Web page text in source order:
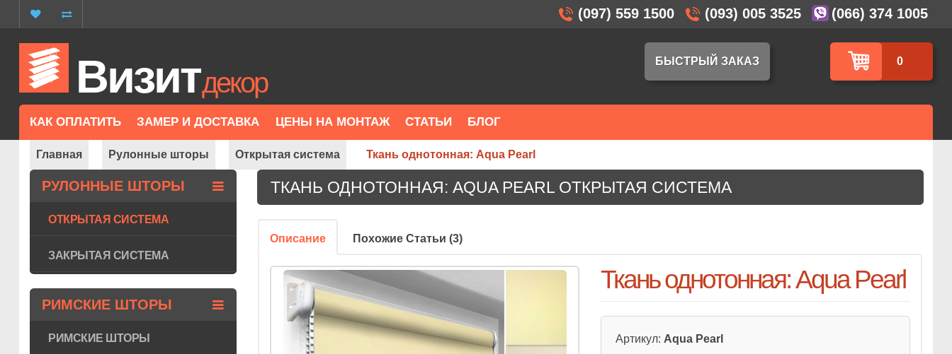
ТКАНЬ ОДНОТОННАЯ: AQUA PEARL ОТКРЫТАЯ СИСТЕМА
Описание Похожие Статьи (3)
Ткань однотонная: Aqua Pearl
Артикул: Aqua Pearl
РУЛОННЫЕ ШТОРЫ
ОТКРЫТАЯ СИСТЕМА
ЗАКРЫТАЯ СИСТЕМА
РИМСКИЕ ШТОРЫ
РИМСКИЕ ШТОРЫ
Главная Рулонные шторы Открытая система Ткань однотонная: Aqua Pearl
(097) 559 1500 (093) 005 3525 (066) 374 1005
Визитдекор
БЫСТРЫЙ ЗАКАЗ 0
КАК ОПЛАТИТЬ ЗАМЕР И ДОСТАВКА ЦЕНЫ НА МОНТАЖ СТАТЬИ БЛОГ